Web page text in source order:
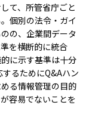
て、所管省庁ごと
個別の法令・ガイ
の、企業間データ
を横断的に統合
に示す基準は十分
るためにQ&Aハン
る情報管理の目的
容易でないことを